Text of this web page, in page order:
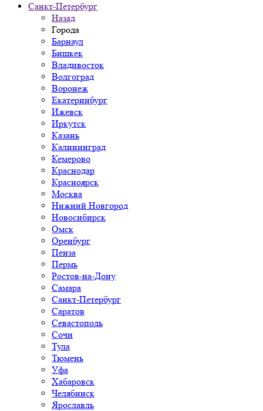
Санкт-Петербург
Назад
Города
Барнаул
Бишкек
Владивосток
Волгоград
Воронеж
Екатеринбург
Ижевск
Иркутск
Казань
Калининград
Кемерово
Краснодар
Красноярск
Москва
Нижний Новгород
Новосибирск
Омск
Оренбург
Пенза
Пермь
Ростов-на-Дону
Самара
Санкт-Петербург
Саратов
Севастополь
Сочи
Тула
Тюмень
Уфа
Хабаровск
Челябинск
Ярославль